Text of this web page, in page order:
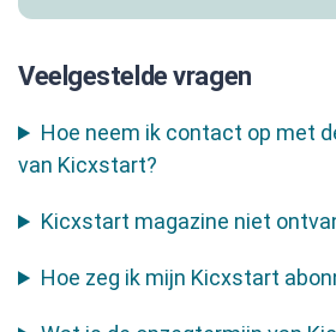
Veelgestelde vragen
Hoe neem ik contact op met
van Kicxstart?
Kicxstart magazine niet
Hoe zeg ik mijn Kicxstart